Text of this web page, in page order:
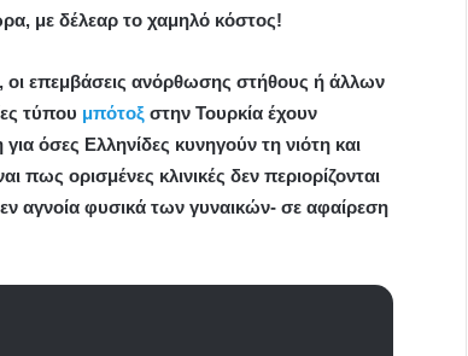
με δέλεαρ το χαμηλό κόστος!
επεμβάσεις ανόρθωσης στήθους ή άλλων
τύπου μπότοξ στην Τουρκία έχουν
όσες Ελληνίδες κυνηγούν τη νιότη και
ορισμένες κλινικές δεν περιορίζονται
αγνοία φυσικά των γυναικών- σε αφαίρεση